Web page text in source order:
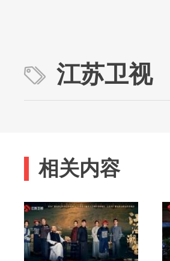
江苏卫视
相关内容